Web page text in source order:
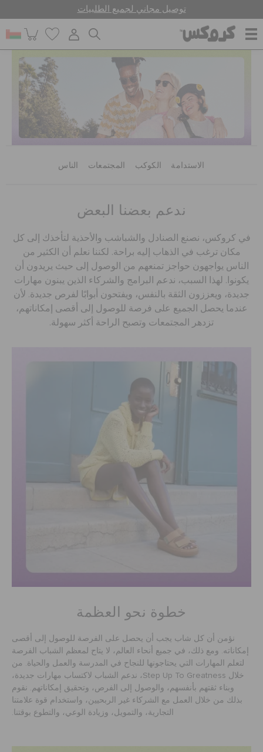
توصيل مجاني لجميع الطلبيات
كروكس لمكان العمل
تنزيلات
تسجيل الدخول / اشتراك
قائمة الامنيات
الاستدامة الكوكب المجتمعات الناس
ندعم بعضنا البعض
في كروكس، نصنع الصنادل والشباشب والأحذية لتأخذك إلى كل
مكان ترغب في الذهاب إليه براحة. لكننا نعلم أن الكثير من
الناس يواجهون حواجز تمنعهم من الوصول إلى حيث يريدون أن
يكونوا. لهذا السبب، ندعم البرامج والشركاء الذين يبنون مهارات
جديدة، ويعززون الثقة بالنفس، ويفتحون أبوابًا لفرص جديدة. لأن
عندما يحصل الجميع على فرصة للوصول إلى أقصى إمكاناتهم،
تزدهر المجتمعات وتصبح الراحة أكثر سهولة.
خطوة نحو العظمة
نؤمن أن كل شاب يجب أن يحصل على الفرصة للوصول إلى أقصى
إمكاناته. ومع ذلك، في جميع أنحاء العالم، لا يتاح لمعظم الشباب الفرصة
لتعلم المهارات التي يحتاجونها للنجاح في المدرسة والعمل والحياة. من
خلال Step Up To Greatness، ندعم الشباب لاكتساب مهارات جديدة،
وبناء ثقتهم بأنفسهم، والوصول إلى الفرص، وتحقيق إمكاناتهم. نقوم
بذلك من خلال العمل مع الشركاء غير الربحيين، واستخدام قوة علامتنا
التجارية، والتمويل، وزيادة الوعي، والتطوع بوقتنا.